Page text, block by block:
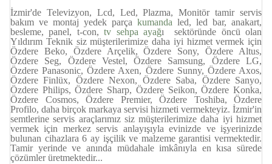
İzmir'de Televizyon, Lcd, Led, Plazma, Monitör tamir servis
bakım ve montaj yedek parça kumanda led, led bar, anakart,
besleme, panel, t-con,tv sehpa ayağı sektöründe öncü olan
Yıldırım Teknik siz müşterilerimize daha iyi hizmet vermek için
Özdere Beko, Özdere Arçelik, Özdere Sony, Özdere Altus,
Özdere Seg, Özdere Vestel, Özdere Samsung, Özdere LG,
Özdere Panasonic, Özdere Axen, Özdere Sunny, Özdere Axos,
Özdere Finlüx, Özdere Nexon, Özdere Saba, Özdere Sanyo,
Özdere Philips, Özdere Sharp, Özdere Seikon, Özdere Konka,
Özdere Cosmos, Özdere Premier, Özdere Toshiba, Özdere
Profilo, daha birçok markaya servisi hizmeti vermekteyiz. İzmir'in
semtlerine servis araçlarımız siz müşterilerimize daha iyi hizmet
vermek için merkez servis anlayışıyla evinizde ve işyerinizde
bulunan cihazlara 6 ay işçilik ve malzeme garantisi vermektedir.
Tamir yerinde ve anında müdahale imkânıyla en kısa sürede
çözümler üretmektedir...